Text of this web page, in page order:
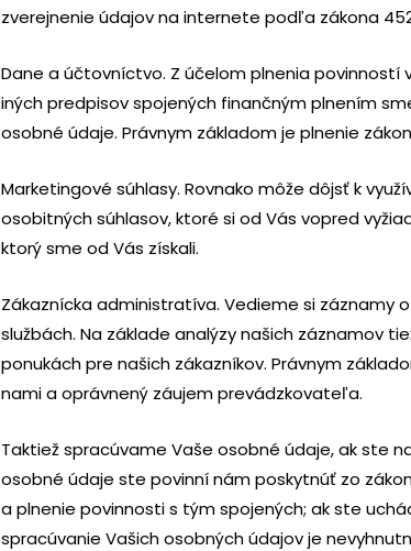
zverejnenie údajov na internete podľa zákona
Dane a účtovníctvo. Z účelom plnenia povinností
iných predpisov spojených finančným plnením
osobné údaje. Právnym základom je plnenie
Marketingové súhlasy. Rovnako môže dôjsť k
osobitných súhlasov, ktoré si od Vás vopred
ktorý sme od Vás získali.
Zákaznícka administratíva. Vedieme si záznamy
službách. Na základe analýzy našich záznamov
ponukách pre našich zákazníkov. Právnym
nami a oprávnený záujem prevádzkovateľa.
Taktiež spracúvame Vaše osobné údaje, ak ste
osobné údaje ste povinní nám poskytnúť zo
a plnenie povinnosti s tým spojených; ak ste
spracúvanie Vašich osobných údajov je